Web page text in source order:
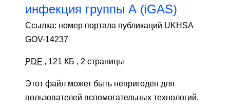
инфекция группы А (iGAS)
Ссылка: номер портала публикаций UKHSA
GOV-14237
PDF , 121 КБ , 2 страницы
Этот файл может быть непригоден для
пользователей вспомогательных технологий.